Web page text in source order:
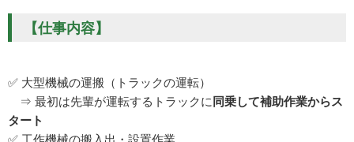
【仕事内容】
✅ 大型機械の運搬（トラックの運転）
⇒ 最初は先輩が運転するトラックに 同乗して補助作業からス
タート